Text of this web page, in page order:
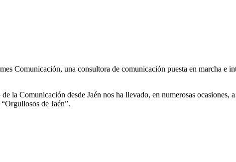
Comunicación, una consultora de comunicación puesta en marcha e
la Comunicación desde Jaén nos ha llevado, en numerosas
de Jaén”.